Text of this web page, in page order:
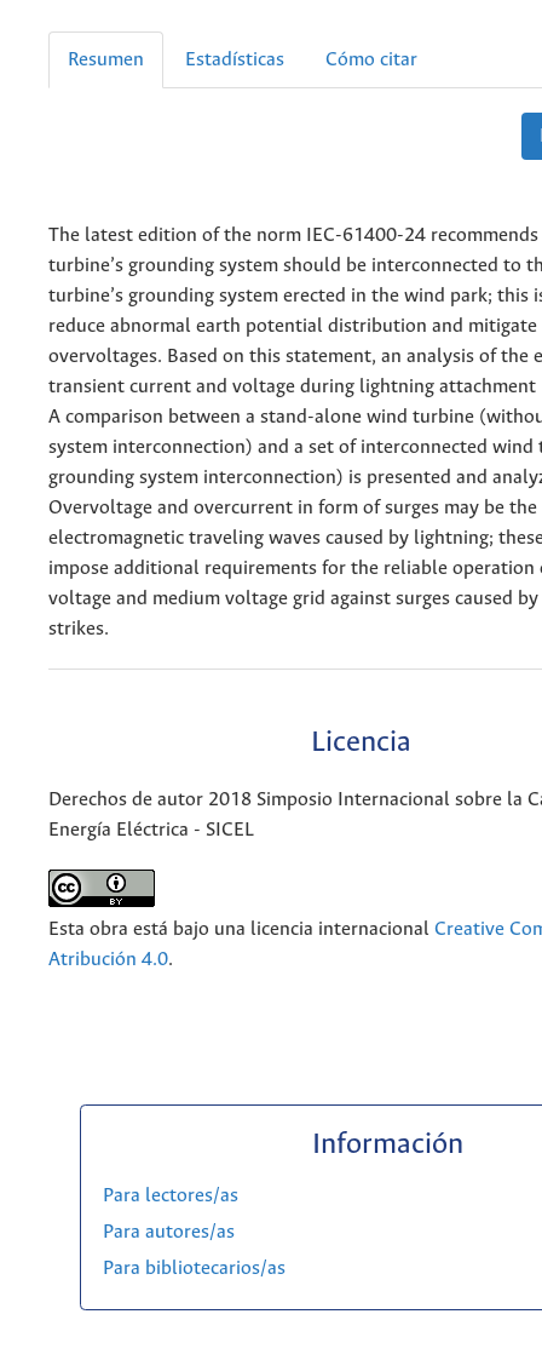
Resumen Estadísticas Cómo citar
The latest edition of the norm IEC-61400-24
turbine’s grounding system should be interconnected to
turbine’s grounding system erected in the wind park; this
reduce abnormal earth potential distribution and mitigate
overvoltages. Based on this statement, an analysis of the
transient current and voltage during lightning attachment
A comparison between a stand-alone wind turbine
system interconnection) and a set of interconnected
grounding system interconnection) is presented and
Overvoltage and overcurrent in form of surges may be
electromagnetic traveling waves caused by lightning;
impose additional requirements for the reliable operation
voltage and medium voltage grid against surges caused
strikes.
Licencia
Derechos de autor 2018 Simposio Internacional sobre la
Energía Eléctrica - SICEL
Esta obra está bajo una licencia internacional Creative
Atribución 4.0.
Información
Para lectores/as
Para autores/as
Para bibliotecarios/as